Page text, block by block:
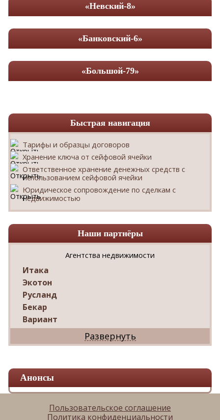
«Невский-8»
«Банковский-6»
«Большой-79»
Быстрая навигация
Тарифы и образцы договоров
Хранение ключа от сейфовой ячейки
Ответственное хранение денежных средств с
использованием сейфовой ячейки
Юридическое сопровождение по сделкам с
недвижимостью
Наши партнёры
Агентства недвижимости
Итака
Экотон
Русланд
Бекар
Вариант
Дриада
Реал
Ваш Дом
Александр
Мир квартир
Панорама
Анонсы
Пользовательское соглашение
Политика конфиденциальности